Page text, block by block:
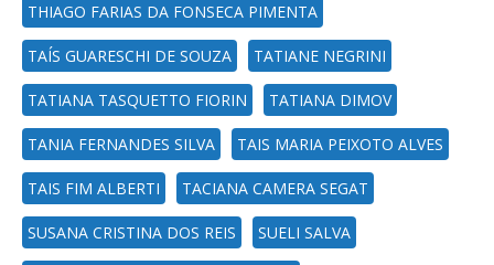
THIAGO FARIAS DA FONSECA PIMENTA
TAÍS GUARESCHI DE SOUZA TATIANE NEGRINI
TATIANA TASQUETTO FIORIN TATIANA DIMOV
TANIA FERNANDES SILVA TAIS MARIA PEIXOTO ALVES
TAIS FIM ALBERTI TACIANA CAMERA SEGAT
SUSANA CRISTINA DOS REIS SUELI SALVA